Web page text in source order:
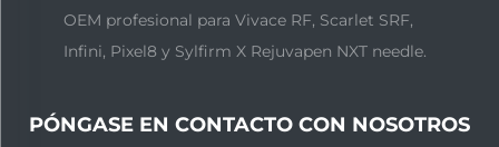
OEM profesional para Vivace RF, Scarlet SRF,
Infini, Pixel8 y Sylfirm X Rejuvapen NXT needle.
PÓNGASE EN CONTACTO CON NOSOTROS